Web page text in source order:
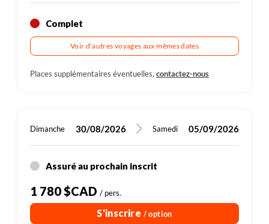
Complet
Voir d'autres voyages aux mêmes dates
Places supplémentaires éventuelles, contactez-nous
Dimanche 30/08/2026 Samedi 05/09/2026
Assuré au prochain inscrit
1 780 $CAD / pers.
S'inscrire / option